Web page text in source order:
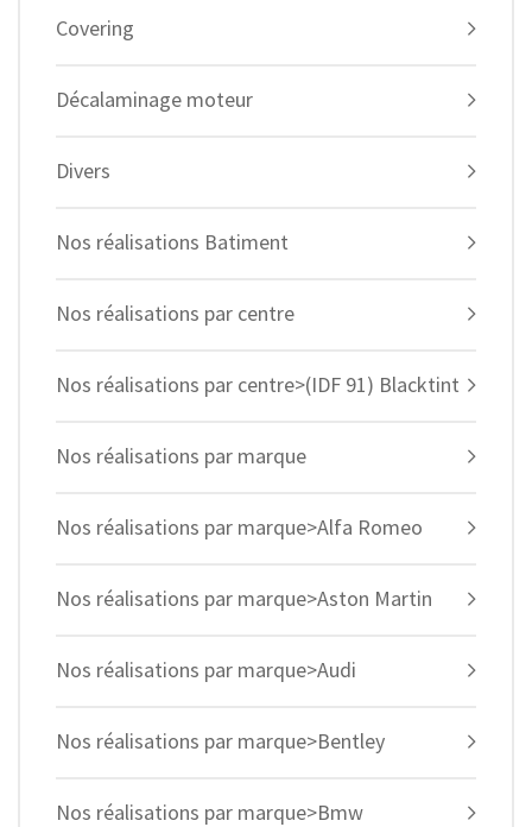
Covering
Décalaminage moteur
Divers
Nos réalisations Batiment
Nos réalisations par centre
Nos réalisations par centre>(IDF 91) Blacktint
Nos réalisations par marque
Nos réalisations par marque>Alfa Romeo
Nos réalisations par marque>Aston Martin
Nos réalisations par marque>Audi
Nos réalisations par marque>Bentley
Nos réalisations par marque>Bmw